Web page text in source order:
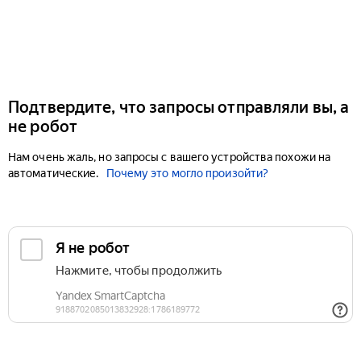
Подтвердите, что запросы отправляли вы, а
не робот
Нам очень жаль, но запросы с вашего устройства похожи на
автоматические.
Почему это могло произойти?